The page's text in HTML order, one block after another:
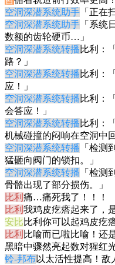
空洞深潜系统助手 「正在
空洞深潜系统助手 「系统
数额的齿轮硬币…」
空洞深潜系统转播比利：
路？」
空洞深潜系统转播比利：
应！」
空洞深潜系统转播比利：
会答应！」
空洞深潜系统转播比利：
机械碰撞的闷响在空洞中
空洞深潜系统转播 「检测
猛砸向阀门的锁扣。」
空洞深潜系统转播 「检测
骨骼出现了部分损伤。」
比利 痛…痛死我了！！！
比利 我鸡皮疙瘩起来了，
安比比利你可以起鸡皮疙
比利 比喻而已啦比喻！还
黑暗中骤然亮起数对猩红
铃-邦布以太活性提高！敌